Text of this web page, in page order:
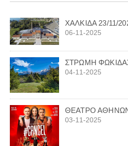
ΧΑΛΚΙΔΑ 23/11/
06-11-2025
ΣΤΡΩΜΗ
04-11-2025
ΘΕΑΤΡΟ
03-11-2025